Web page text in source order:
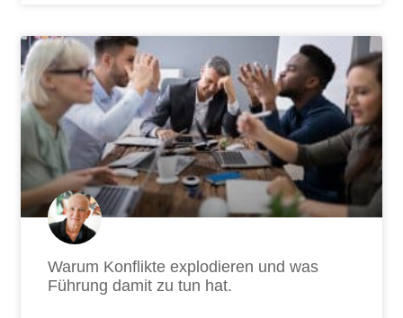
Warum Konflikte explodieren und was
Führung damit zu tun hat.